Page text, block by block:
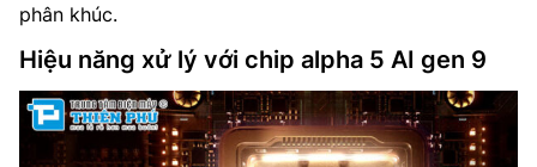
phân khúc.
Hiệu năng xử lý với chip alpha 5 AI gen 9